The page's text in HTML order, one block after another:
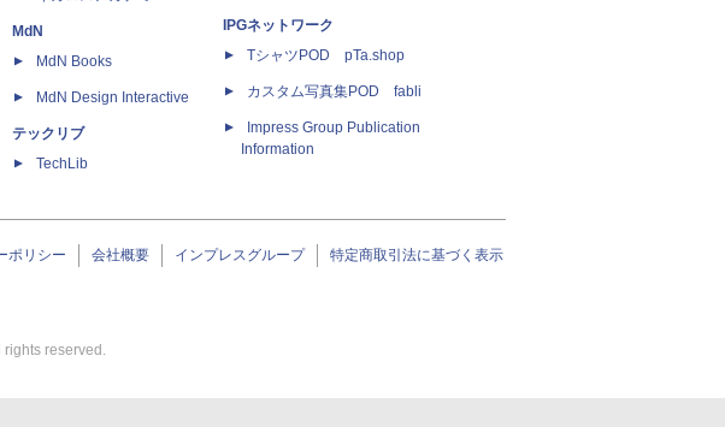
MdN
MdN Books
MdN Design Interactive
テックリブ
TechLib
IPGネットワーク
TシャツPOD pTa.shop
カスタム写真集POD fabli
Impress Group Publication
Information
ポリシー 会社概要 インプレスグループ 特定商取引法に基づく表示
rights reserved.